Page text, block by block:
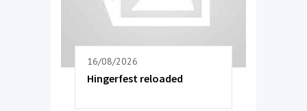
16/08/2026
Hingerfest reloaded